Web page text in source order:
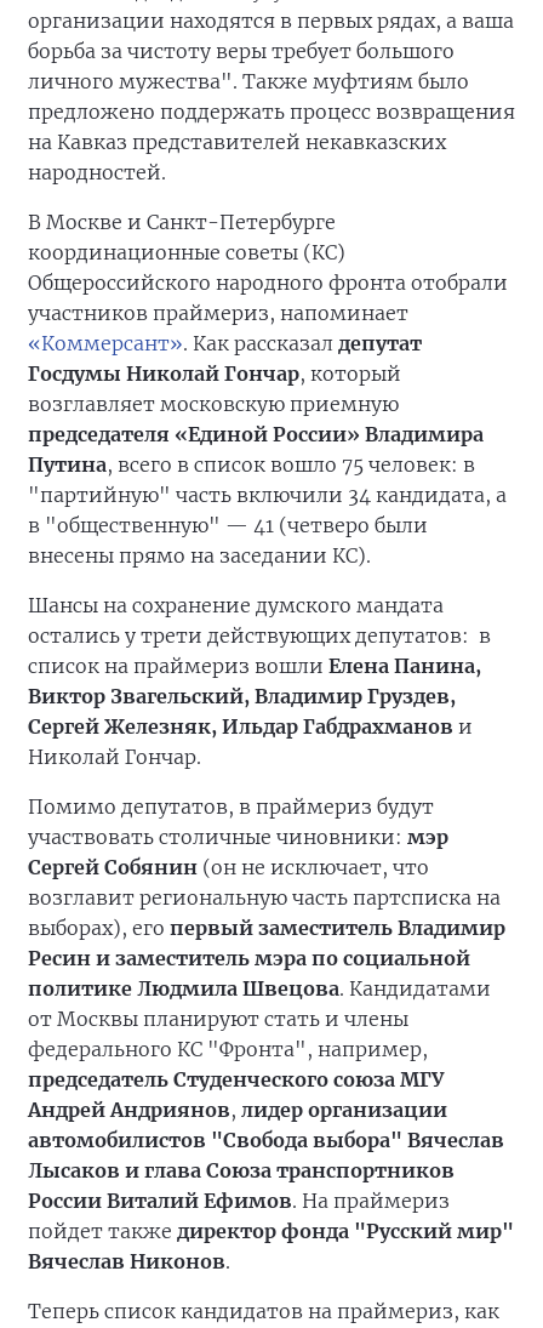
организации находятся в первых рядах, а ваша
борьба за чистоту веры требует большого
личного мужества". Также муфтиям было
предложено поддержать процесс возвращения
на Кавказ представителей некавказских
народностей.
В Москве и Санкт-Петербурге
координационные советы (КС)
Общероссийского народного фронта отобрали
участников праймериз, напоминает
«Коммерсант». Как рассказал депутат
Госдумы Николай Гончар, который
возглавляет московскую приемную
председателя «Единой России» Владимира
Путина, всего в список вошло 75 человек: в
"партийную" часть включили 34 кандидата, а
в "общественную" — 41 (четверо были
внесены прямо на заседании КС).
Шансы на сохранение думского мандата
остались у трети действующих депутатов: в
список на праймериз вошли Елена Панина,
Виктор Звагельский, Владимир Груздев,
Сергей Железняк, Ильдар Габдрахманов и
Николай Гончар.
Помимо депутатов, в праймериз будут
участвовать столичные чиновники: мэр
Сергей Собянин (он не исключает, что
возглавит региональную часть партсписка на
выборах), его первый заместитель Владимир
Ресин и заместитель мэра по социальной
политике Людмила Швецова. Кандидатами
от Москвы планируют стать и члены
федерального КС "Фронта", например,
председатель Студенческого союза МГУ
Андрей Андриянов, лидер организации
автомобилистов "Свобода выбора" Вячеслав
Лысаков и глава Союза транспортников
России Виталий Ефимов. На праймериз
пойдет также директор фонда "Русский мир"
Вячеслав Никонов.
Теперь список кандидатов на праймериз, как